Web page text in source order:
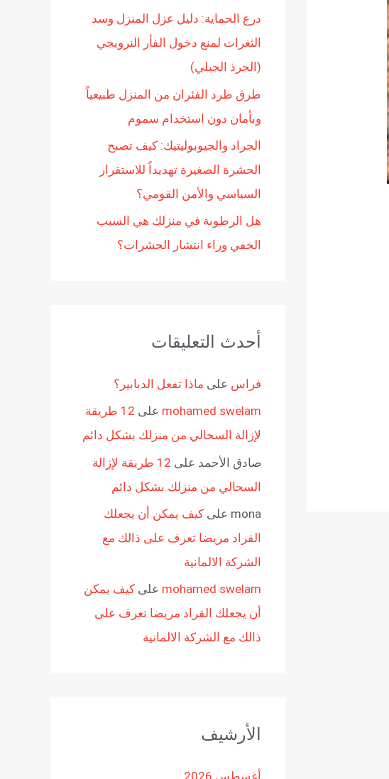
درع الحماية: دليل عزل المنزل وسد
الثغرات لمنع دخول الفأر النرويجي
(الجرذ الجبلي)
طرق طرد الفئران من المنزل طبيعياً
وبأمان دون استخدام سموم
الجراد والجيوبوليتيك: كيف تصبح
الحشرة الصغيرة تهديداً للاستقرار
السياسي والأمن القومي؟
هل الرطوبة في منزلك هي السبب
الخفي وراء انتشار الحشرات؟
أحدث التعليقات
فراس على ماذا تفعل الدبابير؟
mohamed swelam على
12 طريقة
لإزالة السحالي من منزلك بشكل دائم
صادق الأحمد على
12 طريقة لإزالة
السحالي من منزلك بشكل دائم
mona على كيف يمكن أن يجعلك
القراد مريضا تعرف على ذالك مع
الشركة الالمانية
mohamed swelam على كيف يمكن
أن يجعلك القراد مريضا تعرف على
ذالك مع الشركة الالمانية
الأرشيف